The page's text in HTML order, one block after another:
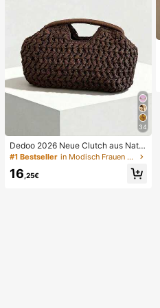
34
Dedoo 2026 Neue Clutch aus Natur
faser, handgewebte Raffia-Gras So
oho Chic
#1 Bestseller in Modisch Frauen Clutches
16 ,25€